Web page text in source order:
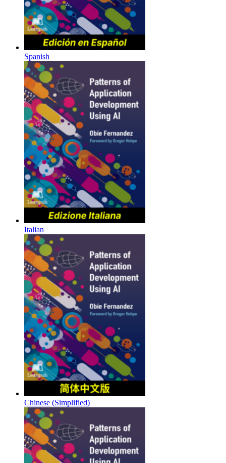
Spanish
Italian
Chinese (Simplified)